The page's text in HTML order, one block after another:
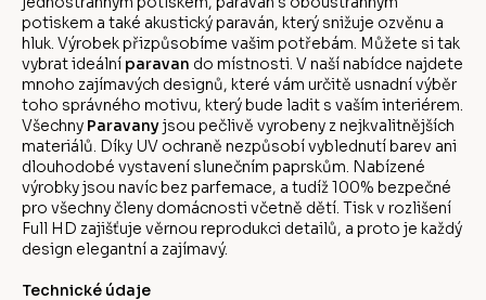
potiskem a také akustický paraván, který snižuje ozvěnu a
hluk. Výrobek přizpůsobíme vašim potřebám. Můžete si tak
vybrat ideální paravan do místnosti. V naší nabídce najdete
mnoho zajímavých designů, které vám určitě usnadní výběr
toho správného motivu, který bude ladit s vaším interiérem.
Všechny Paravanyjsou pečlivě vyrobeny z nejkvalitnějších
materiálů. Díky UV ochraně nezpůsobí vyblednutí barev ani
dlouhodobé vystavení slunečním paprskům. Nabízené
výrobky jsou navíc bez parfemace, a tudíž 100% bezpečné
pro všechny členy domácnosti včetně dětí. Tisk v rozlišení
Full HD zajišťuje věrnou reprodukci detailů, a proto je každý
design elegantní a zajímavý.
Technické údaje